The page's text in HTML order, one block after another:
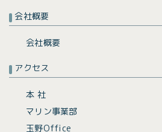
会社概要
会社概要
アクセス
本 社
マリン事業部
玉野Office